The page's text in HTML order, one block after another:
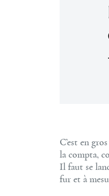
C’est en
la compta,
Il faut se
fur et à